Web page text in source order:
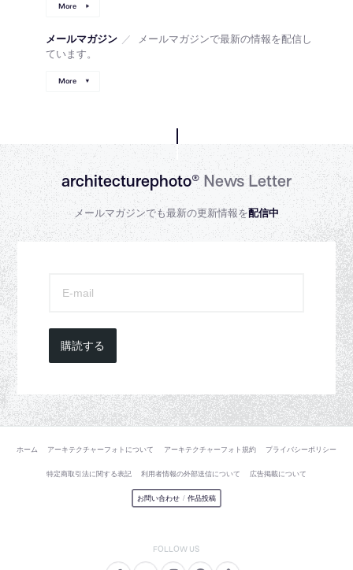
More
メールマガジン ／
メールマガジンで最新の情報を配信し
ています。
More
architecturephoto®News Letter
メールマガジンでも最新の更新情報を配信中
購読する
ホーム アーキテクチャーフォトについて アーキテクチャーフォト規約 プライバシーポリシー
特定商取引法に関する表記 利用者情報の外部送信について 広告掲載について
お問い合わせ / 作品投稿